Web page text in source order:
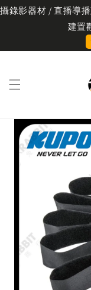
攝錄影器材 / 直播導
建置